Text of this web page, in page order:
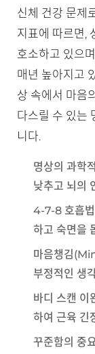
신체 건강 문제
지표에 따르면,
호소하고 있으
매년 높아지고
상 속에서 마음
다스릴 수 있는
니다.
명상의 과학
낮추고 뇌의
4-7-8 호흡법
하고 숙면을
마음챙김
부정적인 생
바디 스캔 이
하여 근육 긴
꾸준함의 중